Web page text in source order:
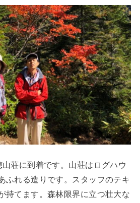
荘に到着です。山荘はログハウ
ふれる造りです。スタッフのテキ
持てます。森林限界に立つ壮大な